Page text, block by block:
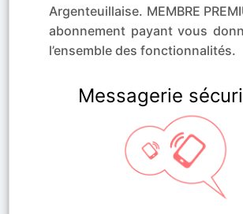
Argenteuillaise. MEMBRE
abonnement payant vous
l’ensemble des fonctionnalités.
Messagerie